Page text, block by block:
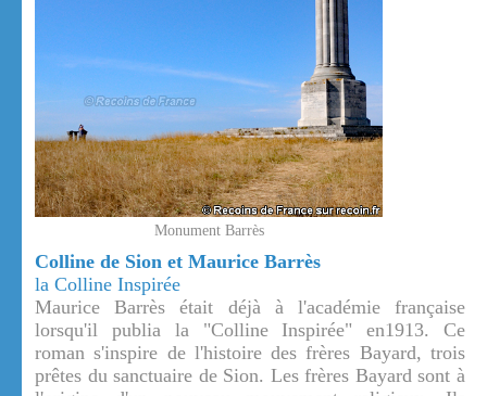
Monument Barrès
Colline de Sion et Maurice Barrès
la Colline Inspirée
Maurice Barrès était déjà à l'académie française
lorsqu'il publia la "Colline Inspirée" en1913. Ce
roman s'inspire de l'histoire des frères Bayard, trois
prêtes du sanctuaire de Sion. Les frères Bayard sont à